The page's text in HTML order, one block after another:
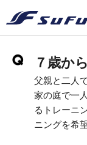
７歳か
父親と二人
家の庭で一
るトレーニ
ニングを希